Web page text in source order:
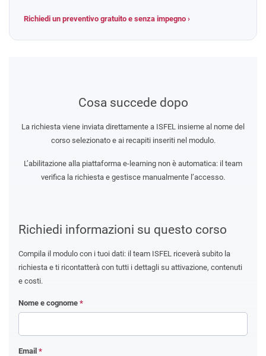
Richiedi un preventivo gratuito e senza impegno ›
Richiedi informazioni su questo corso
Compila il modulo con i tuoi dati: il team ISFEL riceverà subito la
richiesta e ti ricontatterà con tutti i dettagli su attivazione, contenuti
e costi.
Nome e cognome *
Email *
Cosa succede dopo
La richiesta viene inviata direttamente a ISFEL insieme al nome del
corso selezionato e ai recapiti inseriti nel modulo.
L’abilitazione alla piattaforma e-learning non è automatica: il team
verifica la richiesta e gestisce manualmente l’accesso.